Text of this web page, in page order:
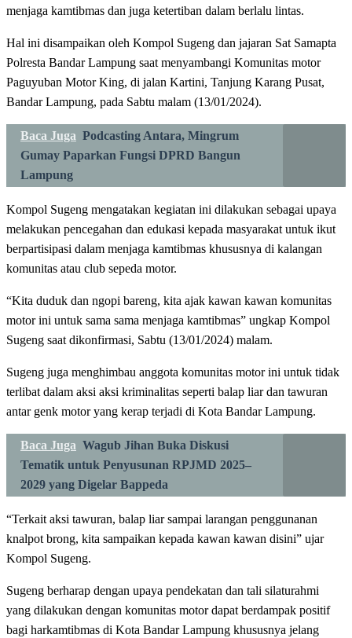
menjaga kamtibmas dan juga ketertiban dalam berlalu lintas.
Hal ini disampaikan oleh Kompol Sugeng dan jajaran Sat Samapta
Polresta Bandar Lampung saat menyambangi Komunitas motor
Paguyuban Motor King, di jalan Kartini, Tanjung Karang Pusat,
Bandar Lampung, pada Sabtu malam (13/01/2024).
Baca Juga Podcasting Antara, Mingrum
Gumay Paparkan Fungsi DPRD Bangun
Lampung
Kompol Sugeng mengatakan kegiatan ini dilakukan sebagai upaya
melakukan pencegahan dan edukasi kepada masyarakat untuk ikut
berpartisipasi dalam menjaga kamtibmas khususnya di kalangan
komunitas atau club sepeda motor.
“Kita duduk dan ngopi bareng, kita ajak kawan kawan komunitas
motor ini untuk sama sama menjaga kamtibmas” ungkap Kompol
Sugeng saat dikonfirmasi, Sabtu (13/01/2024) malam.
Sugeng juga menghimbau anggota komunitas motor ini untuk tidak
terlibat dalam aksi aksi kriminalitas seperti balap liar dan tawuran
antar genk motor yang kerap terjadi di Kota Bandar Lampung.
Baca Juga Wagub Jihan Buka Diskusi
Tematik untuk Penyusunan RPJMD 2025–
2029 yang Digelar Bappeda
“Terkait aksi tawuran, balap liar sampai larangan penggunanan
knalpot brong, kita sampaikan kepada kawan kawan disini” ujar
Kompol Sugeng.
Sugeng berharap dengan upaya pendekatan dan tali silaturahmi
yang dilakukan dengan komunitas motor dapat berdampak positif
bagi harkamtibmas di Kota Bandar Lampung khususnya jelang